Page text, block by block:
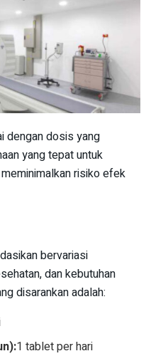
dengan dosis yang
yang tepat untuk
risiko efek
bervariasi
dan kebutuhan
disarankan adalah:
1 tablet per hari